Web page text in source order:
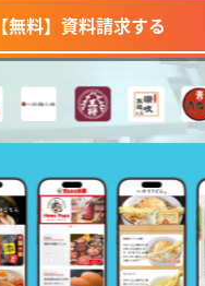
【無料】資料請求する